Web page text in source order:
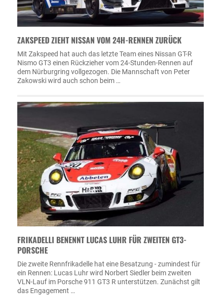
ZAKSPEED ZIEHT NISSAN VOM 24H-RENNEN ZURÜCK
Mit Zakspeed hat auch das letzte Team eines Nissan GT-R
Nismo GT3 einen Rückzieher vom 24-Stunden-Rennen auf
dem Nürburgring vollgezogen. Die Mannschaft von Peter
Zakowski wird auch schon beim …
FRIKADELLI BENENNT LUCAS LUHR FÜR ZWEITEN GT3-
PORSCHE
Die zweite Rennfrikadelle hat eine Besatzung - zumindest für
ein Rennen: Lucas Luhr wird Norbert Siedler beim zweiten
VLN-Lauf im Porsche 911 GT3 R unterstützen. Zunächst gilt
das Engagement …